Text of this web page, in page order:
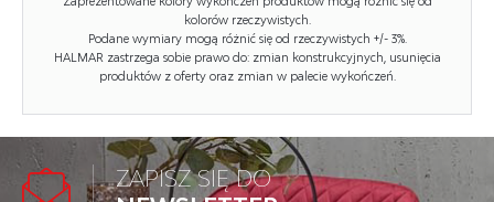
Stelaż krzesła (rodzaj): nogi proste (profil okrągły)
Stelaż materiał: polipropylen
Tapicerka rodzaj: brak (siedzisko twarde)
Możliwość sztaplowania: tak
Szerokość (Zakres): 56
kolorów rzeczywistych.
Podane wymiary mogą różnić się od rzeczywistych +/- 3%.
HALMAR zastrzega sobie prawo do: zmian konstrukcyjnych, usunięcia
produktów z oferty oraz zmian w palecie wykończeń.
ZAPISZ SIĘ DO